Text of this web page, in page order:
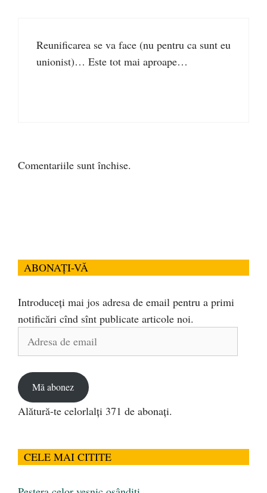
Reunificarea se va face (nu pentru ca sunt eu
unionist)… Este tot mai aproape…
Comentariile sunt închise.
ABONAȚI-VĂ
Introduceți mai jos adresa de email pentru a primi
notificări cînd sînt publicate articole noi.
Mă abonez
Alătură-te celorlalți 371 de abonați.
CELE MAI CITITE